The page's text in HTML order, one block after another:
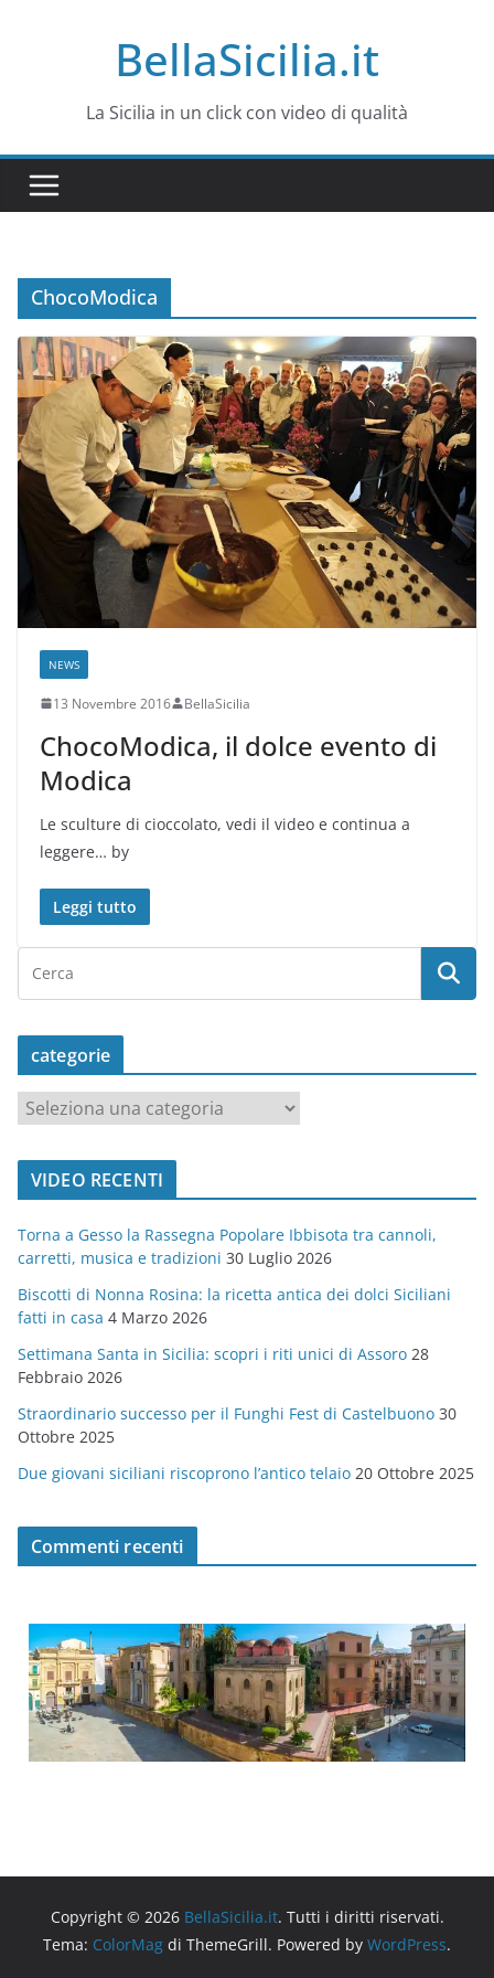
BellaSicilia.it
La Sicilia in un click con video di qualità
ChocoModica
NEWS
13 Novembre 2016 BellaSicilia
ChocoModica, il dolce evento di
Modica
Le sculture di cioccolato, vedi il video e continua a
leggere… by
Leggi tutto
categorie
a
t
o
r
i
e
VIDEO RECENTI
Torna a Gesso la Rassegna Popolare Ibbisota tra cannoli,
carretti, musica e tradizioni 30 Luglio 2026
Biscotti di Nonna Rosina: la ricetta antica dei dolci Siciliani
fatti in casa 4 Marzo 2026
Settimana Santa in Sicilia: scopri i riti unici di Assoro 28
Febbraio 2026
Straordinario successo per il Funghi Fest di Castelbuono 30
Ottobre 2025
Due giovani siciliani riscoprono l’antico telaio 20 Ottobre 2025
Commenti recenti
Copyright © 2026 BellaSicilia.it. Tutti i diritti riservati.
Tema: ColorMag di ThemeGrill. Powered by WordPress.